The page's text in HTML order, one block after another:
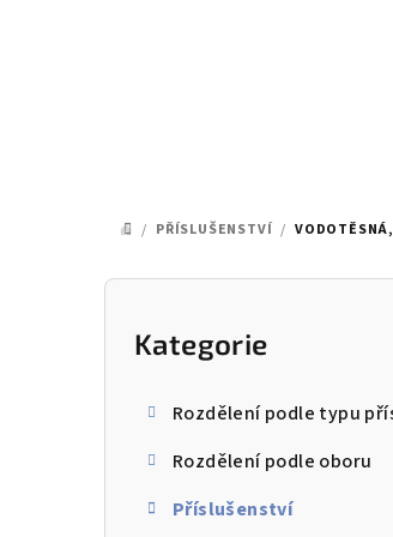
DOMŮ
/ PŘÍSLUŠENSTVÍ /
P
Přeskočit
kategorie
Kategorie
Rozdělení podle typu
Rozdělení podle oboru
Příslušenství